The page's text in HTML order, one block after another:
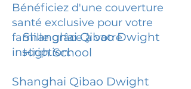
Bénéficiez d'une couverture
santé exclusive pour votre
famille grâce à votre
inscription.
Shanghai Qibao Dwight
High School
Shanghai Qibao Dwight